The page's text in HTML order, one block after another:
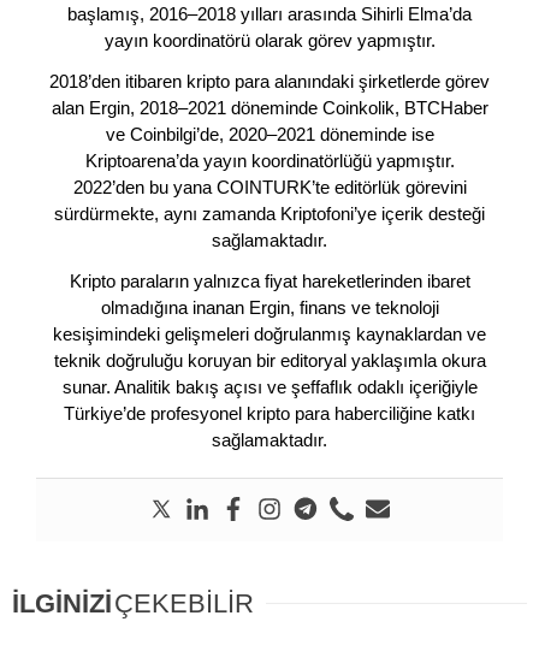
başlamış, 2016–2018 yılları arasında Sihirli Elma’da
yayın koordinatörü olarak görev yapmıştır.
2018’den itibaren kripto para alanındaki şirketlerde görev
alan Ergin, 2018–2021 döneminde Coinkolik, BTCHaber
ve Coinbilgi’de, 2020–2021 döneminde ise
Kriptoarena’da yayın koordinatörlüğü yapmıştır.
2022’den bu yana COINTURK’te editörlük görevini
sürdürmekte, aynı zamanda Kriptofoni’ye içerik desteği
sağlamaktadır.
Kripto paraların yalnızca fiyat hareketlerinden ibaret
olmadığına inanan Ergin, finans ve teknoloji
kesişimindeki gelişmeleri doğrulanmış kaynaklardan ve
teknik doğruluğu koruyan bir editoryal yaklaşımla okura
sunar. Analitik bakış açısı ve şeffaflık odaklı içeriğiyle
Türkiye’de profesyonel kripto para haberciliğine katkı
sağlamaktadır.
İLGİNİZİÇEKEBİLİR